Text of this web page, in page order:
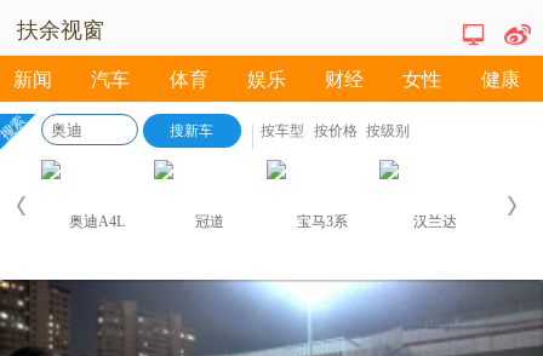
扶余视窗
新闻 汽车 体育 娱乐 财经 女性 健康